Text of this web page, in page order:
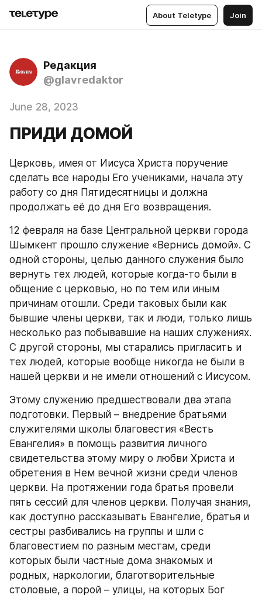
About Teletype Join
Редакция
@glavredaktor
June 28, 2023
ПРИДИ ДОМОЙ
Церковь, имея от Иисуса Христа поручение
сделать все народы Его учениками, начала эту
работу со дня Пятидесятницы и должна
продолжать её до дня Его возвращения.
12 февраля на базе Центральной церкви города
Шымкент прошло служение «Вернись домой». С
одной стороны, целью данного служения было
вернуть тех людей, которые когда-то были в
общение с церковью, но по тем или иным
причинам отошли. Среди таковых были как
бывшие члены церкви, так и люди, только лишь
несколько раз побывавшие на наших служениях.
С другой стороны, мы старались пригласить и
тех людей, которые вообще никогда не были в
нашей церкви и не имели отношений с Иисусом.
Этому служению предшествовали два этапа
подготовки. Первый – внедрение братьями
служителями школы благовестия «Весть
Евангелия» в помощь развития личного
свидетельства этому миру о любви Христа и
обретения в Нем вечной жизни среди членов
церкви. На протяжении года братья провели
пять сессий для членов церкви. Получая знания,
как доступно рассказывать Евангелие, братья и
сестры разбивались на группы и шли с
благовестием по разным местам, среди
которых были частные дома знакомых и
родных, наркологии, благотворительные
столовые, а порой – улицы, на которых Бог